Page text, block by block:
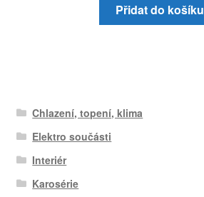
Přidat do košíku
Chlazení, topení, klima
Elektro součásti
Interiér
Karosérie